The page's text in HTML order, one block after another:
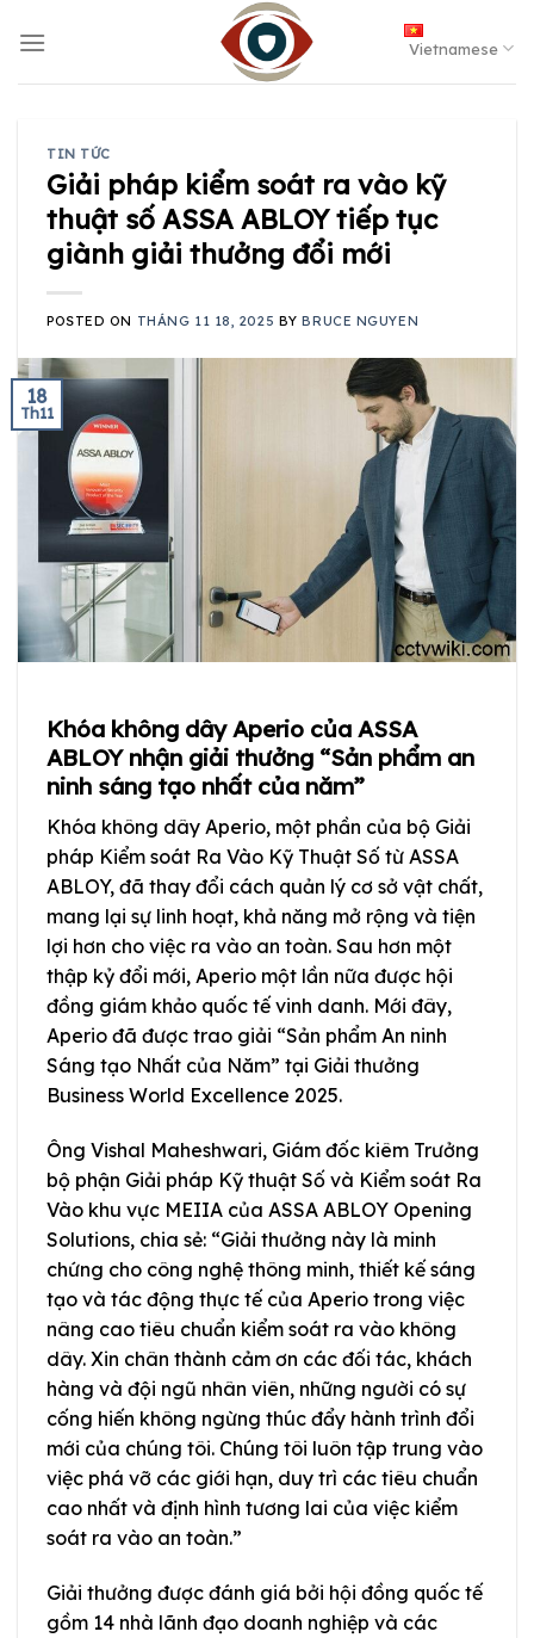
Vietnamese
TIN TỨC
Giải pháp kiểm soát ra vào kỹ
thuật số ASSA ABLOY tiếp tục
giành giải thưởng đổi mới
POSTED ON THÁNG 11 18, 2025 BYBRUCE NGUYEN
18
Th11
Khóa không dây Aperio của ASSA
ABLOY nhận giải thưởng “Sản phẩm an
ninh sáng tạo nhất của năm”
Khóa không dây Aperio, một phần của bộ Giải
pháp Kiểm soát Ra Vào Kỹ Thuật Số từ ASSA
ABLOY, đã thay đổi cách quản lý cơ sở vật chất,
mang lại sự linh hoạt, khả năng mở rộng và tiện
lợi hơn cho việc ra vào an toàn. Sau hơn một
thập kỷ đổi mới, Aperio một lần nữa được hội
đồng giám khảo quốc tế vinh danh. Mới đây,
Aperio đã được trao giải “Sản phẩm An ninh
Sáng tạo Nhất của Năm” tại Giải thưởng
Business World Excellence 2025.
Ông Vishal Maheshwari, Giám đốc kiêm Trưởng
bộ phận Giải pháp Kỹ thuật Số và Kiểm soát Ra
Vào khu vực MEIIA của ASSA ABLOY Opening
Solutions, chia sẻ: “Giải thưởng này là minh
chứng cho công nghệ thông minh, thiết kế sáng
tạo và tác động thực tế của Aperio trong việc
nâng cao tiêu chuẩn kiểm soát ra vào không
dây. Xin chân thành cảm ơn các đối tác, khách
hàng và đội ngũ nhân viên, những người có sự
cống hiến không ngừng thúc đẩy hành trình đổi
mới của chúng tôi. Chúng tôi luôn tập trung vào
việc phá vỡ các giới hạn, duy trì các tiêu chuẩn
cao nhất và định hình tương lai của việc kiểm
soát ra vào an toàn.”
Giải thưởng được đánh giá bởi hội đồng quốc tế
gồm 14 nhà lãnh đạo doanh nghiệp và các